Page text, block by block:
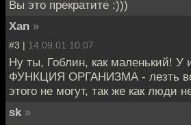
Вы это прекратите :)))
Xan »
#3 | 14.09.01 10:07
Ну ты, Гоблин, как маленький! У
ФУНКЦИЯ ОРГАНИЗМА - лезть
этого не могут, так же как люди
sk »